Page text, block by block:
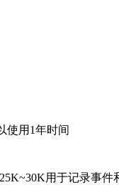
使用1年时间
用于记录事件